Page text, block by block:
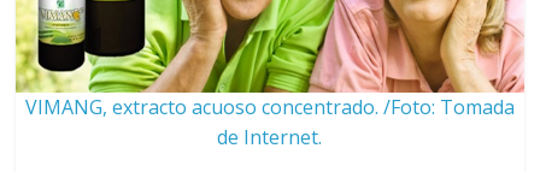
VIMANG, extracto acuoso concentrado. /Foto: Tomada
de Internet.